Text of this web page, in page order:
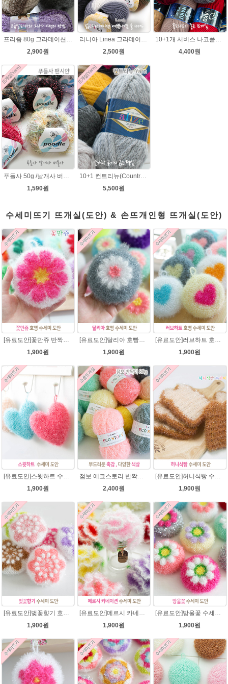
프리즘 80g 그라데이션 나염뜨개실 알파카울 목도리뜨기 뜨게실 뜨개질실
2,900원
리니아 Linea 그라데이션 나염 뜨개실 목도리털실 뜨개실
2,500원
10+1개 서비스 나코폴라 털실/폴라뜨개실 목도리뜨개질 수입뜨개실
4,400원
푸들사 50g /날개사 버블사 팬시얀 뜨개실 뜨게실 뜨개질실 목도리실 빌바오 손뜨개실 도매털실 스웨터 니트조끼 털실싸게파는곳 겨울
1,590원
10+1 컨트리뉴(Country new) 굵은털실/컨트리뉴 뜨개실/뜨개질 뉴컨트리/컨트리실/컨트리뜨개실
5,500원
수세미뜨기 뜨개실(도안) & 손뜨개인형 뜨개실(도안)
1,900원
1,900원
1,900원
[유료도안]스윗하트 수세미뜨기 도안(수세미실은 옵션에서 추가구매 가능)예쁜수세미뜨기/빤짝이 수세미실/웰빙수세미실/고급수세미실/하트뜨기 반짝이수세미 하트수세미
1,900원
점보 에코스토리 반짝이 80g 대용량 수세미뜨기 뜨개실 친환경소품 뜨개질실//웰빙수세미실/반짝이수세미실/반짝이뜨개실/ 수세미실/대용량수세미/빤짝이실
2,400원
[유료도안]허니식빵 수세미뜨기 코바늘뜨기도안 /수세미뜨기/수세미실/반짝이수세미/반짝이실/수세미실 웰빙수세미 퐁퐁수세미 식빵 코바늘수세미
1,900원
[유료도안]벚꽃향기 호빵수세미뜨기 도안(수세미실은 옵션에서 추가구매 가능)/수세미뜨기/수세미실/반짝이수세미/반짝이실/별수세미 호빵수세미 웰빙수세미 퐁퐁수세미 코바늘수세미
1,900원
[유료도안]메르시 카네이션수세미 뜨기 도안(수세미실은 옵션에서 추가구매 가능)/카네이션수세미/별호빵수세미처럼 예쁜 수세미뜨기/수세미실 카네이션만들기 /웰빙수세미실 카네이션도안/고급수세미실/꽃수세미
1,900원
[유료도안]방울꽃 수세미뜨기 도안(수세미실은 옵션에서 추가구매 가능)/방울꽃수세미/별호빵수세미처럼 예쁜수세미뜨기/수세미실/퐁퐁수세미/웰빙수세미실/고급수세미실/꽃수세미/봄꽃향기수세미
1,900원